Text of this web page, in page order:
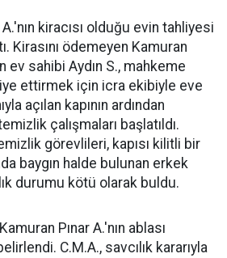
A.'nın kiracısı olduğu evin tahliyesi
Kirasını ödemeyen Kamuran
ev sahibi Aydın S., mahkeme
ettirmek için icra ekibiyle eve
açılan kapının ardından
çalışmaları başlatıldı.
görevlileri, kapısı kilitli bir
baygın halde bulunan erkek
durumu kötü olarak buldu.
Pınar A.'nın ablası
C.M.A., savcılık kararıyla